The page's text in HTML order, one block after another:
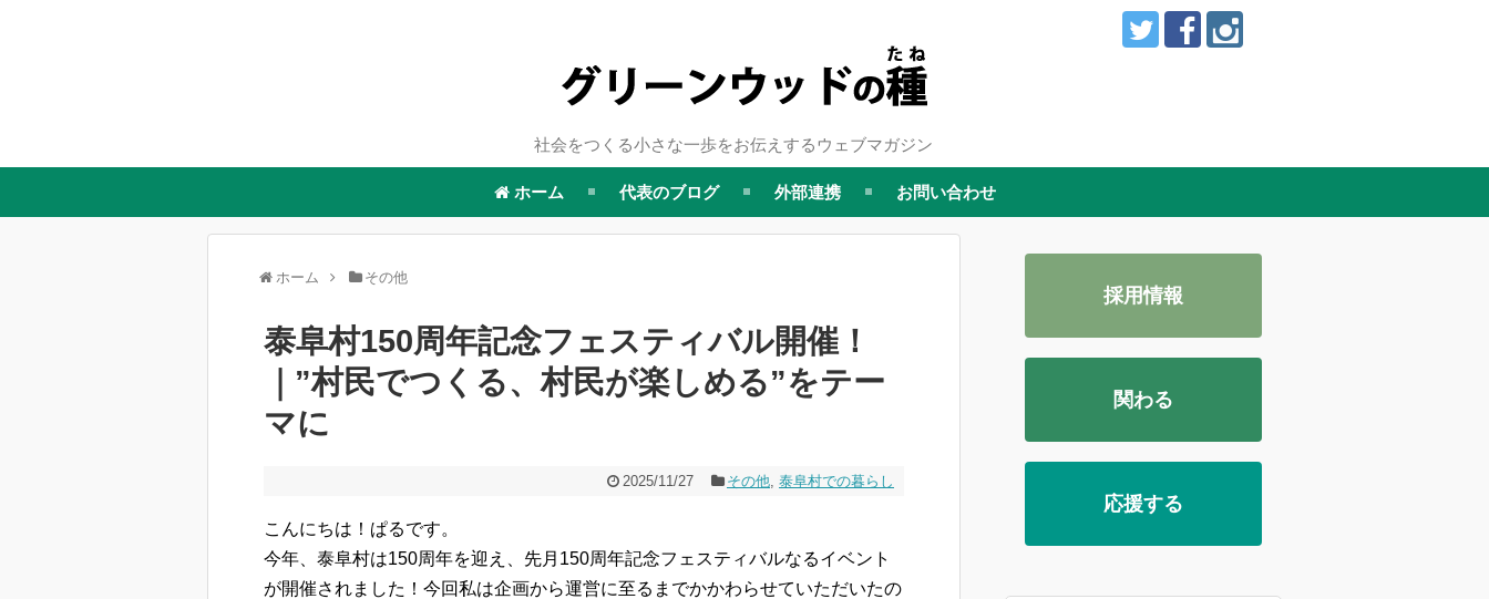
社会をつくる小さな一歩をお伝えするウェブマガジン
ホーム 代表のブログ 外部連携 お問い合わせ
ホーム その他
泰阜村150周年記念フェスティバル開催！
｜”村民でつくる、村民が楽しめる”をテー
マに
2025/11/27 その他, 泰阜村での暮らし
こんにちは！ぱるです。
今年、泰阜村は150周年を迎え、先月150周年記念フェスティバルなるイベント
が開催されました！今回私は企画から運営に至るまでかかわらせていただいたの
採用情報
関わる
応援する